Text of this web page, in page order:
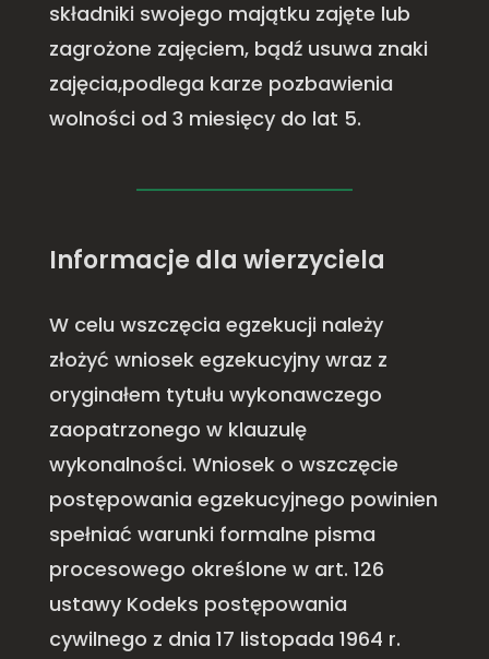
składniki swojego majątku zajęte lub
zagrożone zajęciem, bądź usuwa znaki
zajęcia,podlega karze pozbawienia
wolności od 3 miesięcy do lat 5.
Informacje dla wierzyciela
W celu wszczęcia egzekucji należy
złożyć wniosek egzekucyjny wraz z
oryginałem tytułu wykonawczego
zaopatrzonego w klauzulę
wykonalności. Wniosek o wszczęcie
postępowania egzekucyjnego powinien
spełniać warunki formalne pisma
procesowego określone w art. 126
ustawy Kodeks postępowania
cywilnego z dnia 17 listopada 1964 r.